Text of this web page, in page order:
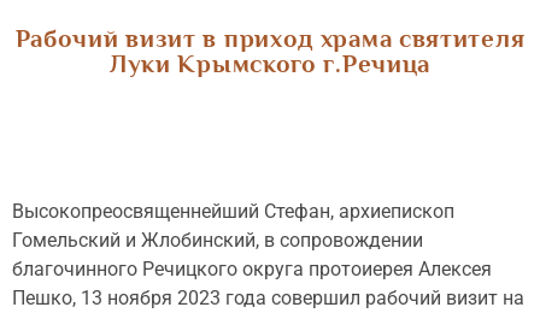
Рабочий визит в приход храма святителя
Луки Крымского г.Речица
Высокопреосвященнейший Стефан, архиепископ
Гомельский и Жлобинский, в сопровождении
благочинного Речицкого округа протоиерея Алексея
Пешко, 13 ноября 2023 года совершил рабочий визит на